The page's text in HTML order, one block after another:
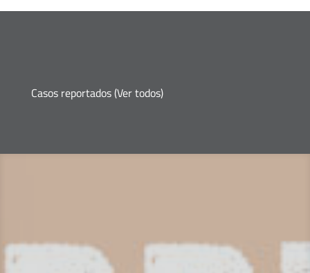
Casos reportados (Ver todos)